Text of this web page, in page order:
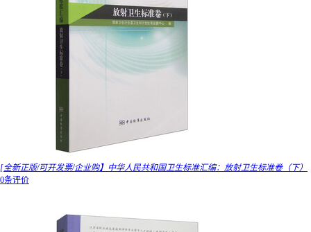
[全新正版/可开发票/企业购】中华人民共和国卫生标准汇编：放射卫生标准卷（下）
0条评价